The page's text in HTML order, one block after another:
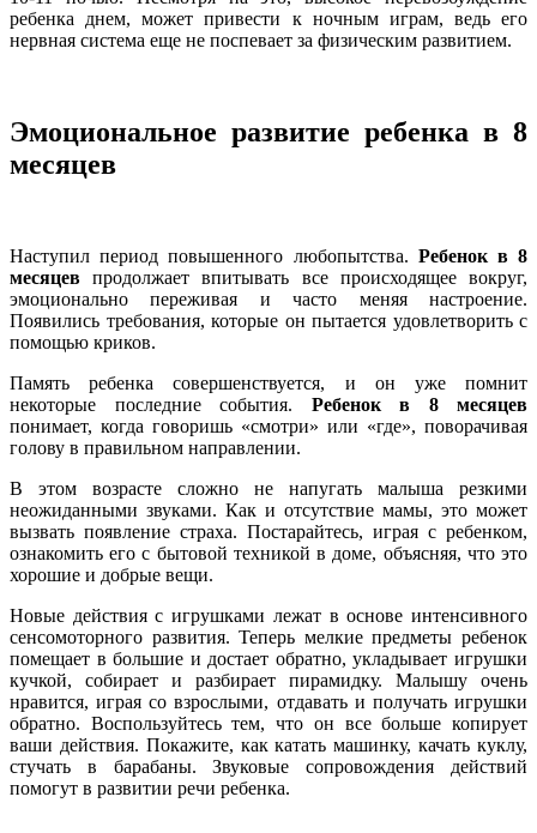
ребенка днем, может привести к ночным играм, ведь его
нервная система еще не поспевает за физическим развитием.
Эмоциональное развитие ребенка в 8
месяцев
Наступил период повышенного любопытства. Ребенок в 8
месяцев продолжает впитывать все происходящее вокруг,
эмоционально переживая и часто меняя настроение.
Появились требования, которые он пытается удовлетворить с
помощью криков.
Память ребенка совершенствуется, и он уже помнит
некоторые последние события. Ребенок в 8 месяцев
понимает, когда говоришь «смотри» или «где», поворачивая
голову в правильном направлении.
В этом возрасте сложно не напугать малыша резкими
неожиданными звуками. Как и отсутствие мамы, это может
вызвать появление страха. Постарайтесь, играя с ребенком,
ознакомить его с бытовой техникой в доме, объясняя, что это
хорошие и добрые вещи.
Новые действия с игрушками лежат в основе интенсивного
сенсомоторного развития. Теперь мелкие предметы ребенок
помещает в большие и достает обратно, укладывает игрушки
кучкой, собирает и разбирает пирамидку. Малышу очень
нравится, играя со взрослыми, отдавать и получать игрушки
обратно. Воспользуйтесь тем, что он все больше копирует
ваши действия. Покажите, как катать машинку, качать куклу,
стучать в барабаны. Звуковые сопровождения действий
помогут в развитии речи ребенка.